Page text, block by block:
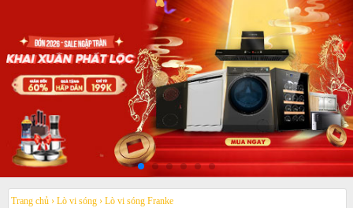
Trang chủ › Lò vi sóng › Lò vi sóng Franke